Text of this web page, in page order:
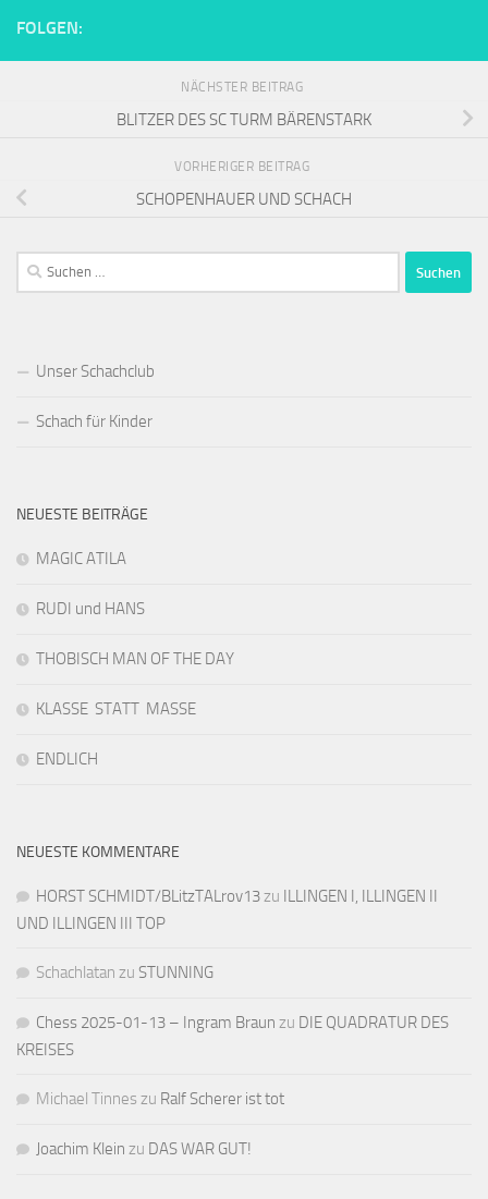
FOLGEN:
NÄCHSTER BEITRAG
BLITZER DES SC TURM BÄRENSTARK
VORHERIGER BEITRAG
SCHOPENHAUER UND SCHACH
Suchen
nach:
Unser Schachclub
Schach für Kinder
NEUESTE BEITRÄGE
MAGIC ATILA
RUDI und HANS
THOBISCH MAN OF THE DAY
KLASSE STATT MASSE
ENDLICH
NEUESTE KOMMENTARE
HORST SCHMIDT/BLitzTALrov13zu ILLINGEN I, ILLINGEN II
UND ILLINGEN III TOP
Schachlatan zu STUNNING
Chess 2025-01-13 – Ingram Braun zu DIE QUADRATUR DES
KREISES
Michael Tinnes zu Ralf Scherer ist tot
Joachim Klein zu DAS WAR GUT!